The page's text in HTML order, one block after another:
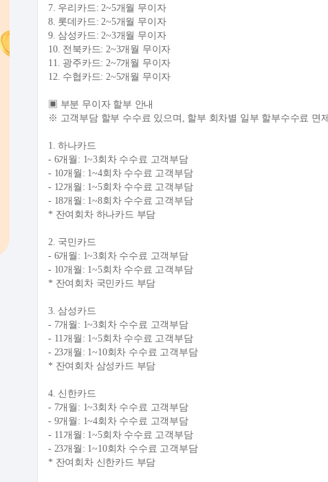
7. 우리카드: 2~5개월 무이자
8. 롯데카드: 2~5개월 무이자
9. 삼성카드: 2~3개월 무이자
10. 전북카드: 2~3개월 무이자
11. 광주카드: 2~7개월 무이자
12. 수협카드: 2~5개월 무이자
▣ 부분 무이자 할부 안내
※ 고객부담 할부 수수료 있으며, 할부 회차별 일부 할부수수료 면제
1. 하나카드
- 6개월: 1~3회차 수수료 고객부담
- 10개월: 1~4회차 수수료 고객부담
- 12개월: 1~5회차 수수료 고객부담
- 18개월: 1~8회차 수수료 고객부담
* 잔여회차 하나카드 부담
2. 국민카드
- 6개월: 1~3회차 수수료 고객부담
- 10개월: 1~5회차 수수료 고객부담
* 잔여회차 국민카드 부담
3. 삼성카드
- 7개월: 1~3회차 수수료 고객부담
- 11개월: 1~5회차 수수료 고객부담
- 23개월: 1~10회차 수수료 고객부담
* 잔여회차 삼성카드 부담
4. 신한카드
- 7개월: 1~3회차 수수료 고객부담
- 9개월: 1~4회차 수수료 고객부담
- 11개월: 1~5회차 수수료 고객부담
- 23개월: 1~10회차 수수료 고객부담
* 잔여회차 신한카드 부담